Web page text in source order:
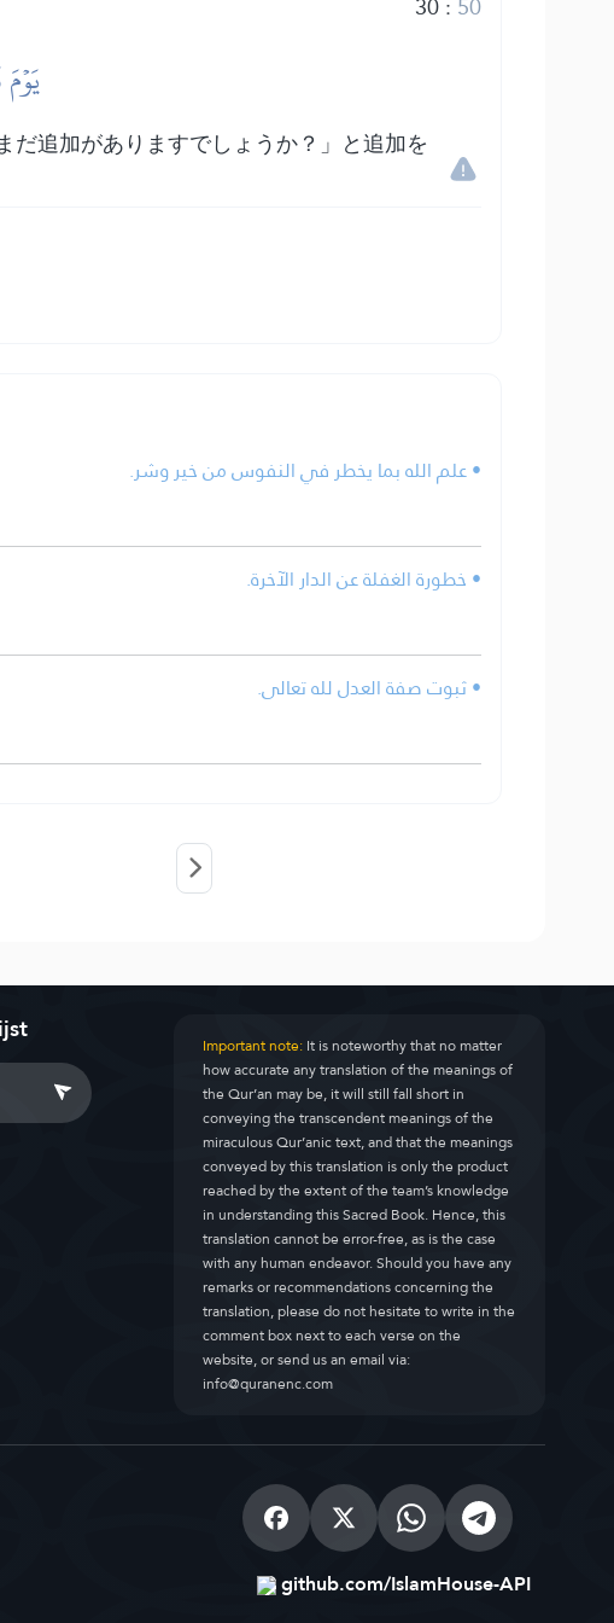
だ追加がありますでしょうか？」と追加を
• علم الله بما يخطر في النفوس من خير وشر.
• خطورة الغفلة عن الدار الآخرة.
• ثبوت صفة العدل لله تعالى.
Important note:It is noteworthy that no matter
how accurate any translation of the meanings of
the Qur’an may be, it will still fall short in
conveying the transcendent meanings of the
miraculous Qur’anic text, and that the meanings
conveyed by this translation is only the product
reached by the extent of the team’s knowledge
in understanding this Sacred Book. Hence, this
translation cannot be error-free, as is the case
with any human endeavor. Should you have any
remarks or recommendations concerning the
translation, please do not hesitate to write in the
comment box next to each verse on the
website, or send us an email via:
info@quranenc.com
github.com/IslamHouse-API